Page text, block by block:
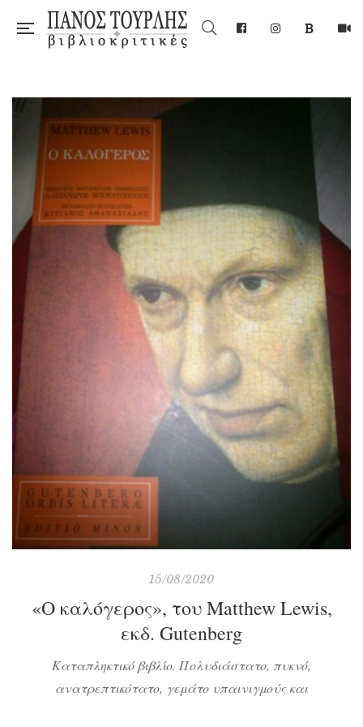
15/08/2020
«Ο καλόγερος», του Matthew Lewis,
εκδ. Gutenberg
Καταπληκτικό βιβλίο. Πολυδιάστατο, πυκνό,
ανατρεπτικότατο, γεμάτο υπαινιγμούς και